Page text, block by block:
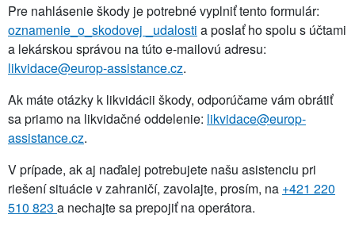
Pre nahlásenie škody je potrebné vyplniť tento formulár:
oznamenie_o_skodovej _udalosti a poslať ho spolu s účtami
a lekárskou správou na túto e-mailovú adresu:
likvidace@europ-assistance.cz.
Ak máte otázky k likvidácii škody, odporúčame vám obrátiť
sa priamo na likvidačné oddelenie: likvidace@europ-
assistance.cz.
V prípade, ak aj naďalej potrebujete našu asistenciu pri
riešení situácie v zahraničí, zavolajte, prosím, na +421 220
510 823 a nechajte sa prepojiť na operátora.